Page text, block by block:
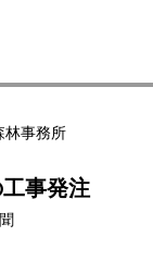
林事務所
事発注